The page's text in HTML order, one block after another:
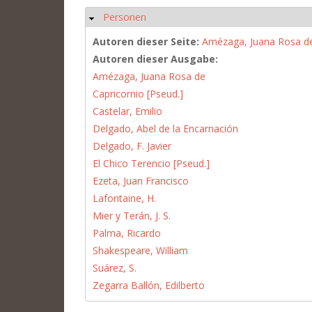
Ausblenden
Personen
Autoren dieser Seite: Amézaga, Juana Rosa
Autoren dieser Ausgabe:
Amézaga, Juana Rosa de
Capricornio [Pseud.]
Castelar, Emilio
Delgado, Abel de la Encarnación
Delgado, F. Javier
El Chico Terencio [Pseud.]
Ezeta, Juan Francisco
Lafontaine, H.
Mier y Terán, J. S.
Palma, Ricardo
Shakespeare, William
Suárez, S.
Zegarra Ballón, Edilberto